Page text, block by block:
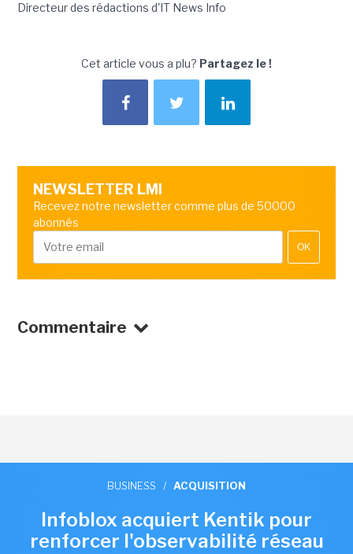
Directeur des rédactions d'IT News Info
Cet article vous a plu? Partagez le !
NEWSLETTER LMI
Recevez notre newsletter comme plus de 50000
abonnés
OK
Commentaire
BUSINESS / ACQUISITION
Infoblox acquiert Kentik pour
renforcer l'observabilité réseau